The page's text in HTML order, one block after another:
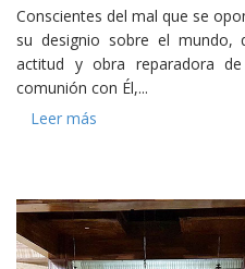
Conscientes del mal que se
su designio sobre el mundo,
actitud y obra reparadora
comunión con Él,...
Leer más